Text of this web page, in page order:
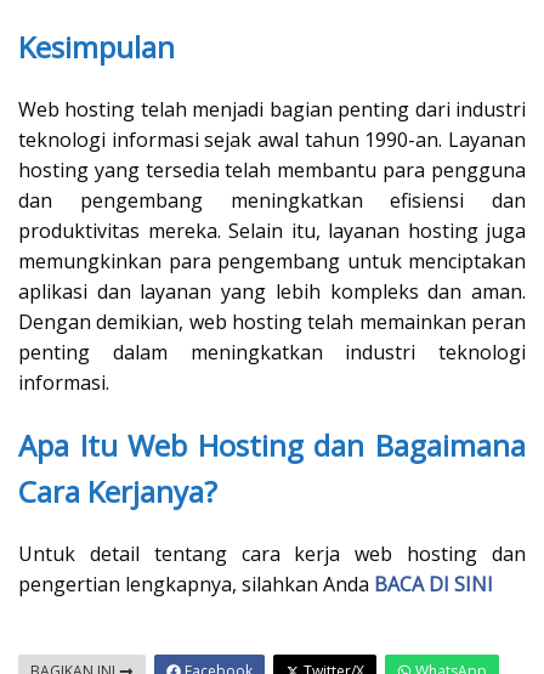
Kesimpulan
Web hosting telah menjadi bagian penting dari industri
teknologi informasi sejak awal tahun 1990-an. Layanan
hosting yang tersedia telah membantu para pengguna
dan pengembang meningkatkan efisiensi dan
produktivitas mereka. Selain itu, layanan hosting juga
memungkinkan para pengembang untuk menciptakan
aplikasi dan layanan yang lebih kompleks dan aman.
Dengan demikian, web hosting telah memainkan peran
penting dalam meningkatkan industri teknologi
informasi.
Apa Itu Web Hosting dan Bagaimana
Cara Kerjanya?
Untuk detail tentang cara kerja web hosting dan
pengertian lengkapnya, silahkan Anda BACA DI SINI